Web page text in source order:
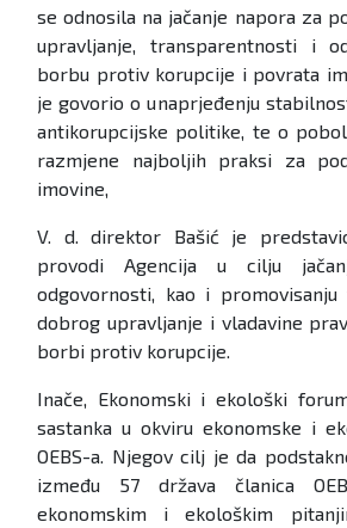
se odnosila na jačanje napora za
upravljanje, transparentnosti i
borbu protiv korupcije i povrata
je govorio o unaprjeđenju
antikorupcijske politike, te o
razmjene najboljih praksi za
imovine,
V. d. direktor Bašić je
provodi Agencija u cilju
odgovornosti, kao i promovisanju
dobrog upravljanje i vladavine
borbi protiv korupcije.
Inače, Ekonomski i ekološki
sastanka u okviru ekonomske i
OEBS-a. Njegov cilj je da
između 57 država članica
ekonomskim i ekološkim